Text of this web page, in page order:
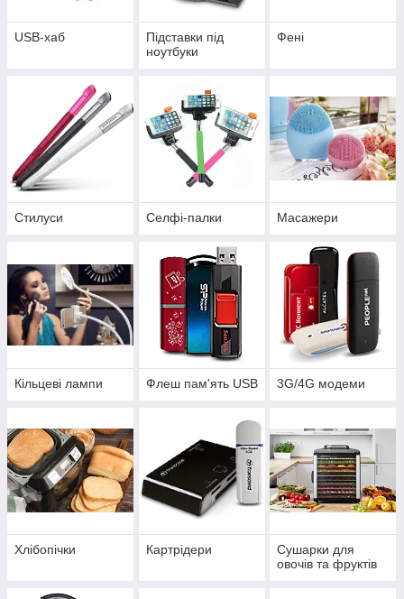
USB-хаб
Підставки під
ноутбуки
Фені
Стилуси Селфі-палки Масажери
Кільцеві лампи Флеш пам'ять USB 3G/4G модеми
Хлібопічки Картрідери
Сушарки для
овочів та фруктів